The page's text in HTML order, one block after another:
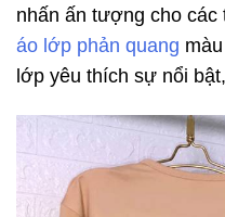
nhấn ấn tượng cho các
áo lớp phản quang
lớp yêu thích sự nổi